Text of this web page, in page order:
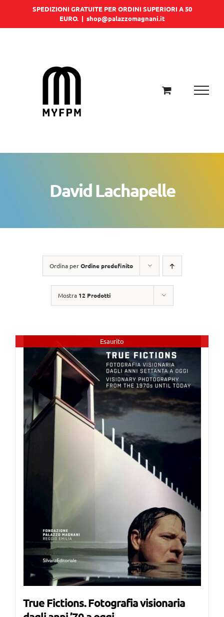
SPEDIZIONI GRATUITE PER ORDINI SUPERIORI A 50
EURO. | shop@palazzomagnani.it
David Lachapelle
Ordina perOrdine predefinito
Mostra 12 Prodotti
Esaurito
True Fictions. Fotografia visionaria